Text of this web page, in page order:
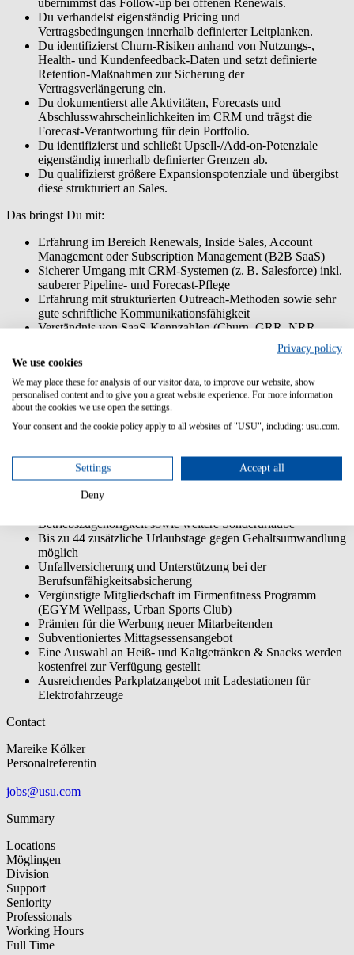
übernimmst das Follow-up bei offenen Renewals.
Du verhandelst eigenständig Pricing und
Vertragsbedingungen innerhalb definierter Leitplanken.
Du identifizierst Churn-Risiken anhand von Nutzungs-,
Health- und Kundenfeedback-Daten und setzt definierte
Retention-Maßnahmen zur Sicherung der
Vertragsverlängerung ein.
Du dokumentierst alle Aktivitäten, Forecasts und
Abschlusswahrscheinlichkeiten im CRM und trägst die
Forecast-Verantwortung für dein Portfolio.
Du identifizierst und schließt Upsell-/Add-on-Potenziale
eigenständig innerhalb definierter Grenzen ab.
Du qualifizierst größere Expansionspotenziale und übergibst
diese strukturiert an Sales.
Das bringst Du mit:
Erfahrung im Bereich Renewals, Inside Sales, Account
Management oder Subscription Management (B2B SaaS)
Sicherer Umgang mit CRM-Systemen (z. B. Salesforce) inkl.
sauberer Pipeline- und Forecast-Pflege
Erfahrung mit strukturierten Outreach-Methoden sowie sehr
gute schriftliche Kommunikationsfähigkeit
Verständnis von SaaS-Kennzahlen (Churn, GRR, NRR,
ARR) sowie Erfahrung mit Usage-/Health-Daten
Strukturierte, eigenverantwortliche Arbeitsweise sowie
verhandlungssichere Deutsch- und Englischkenntnisse
Unsere Benefits:
Individuelle Weiterbildung im Weiterbildungsprogramm U
Buddyprogramm und individueller Einarbeitungsplan für
neue Mitarbeitende sowie eine Einführungsveranstaltung
Flexible Arbeitszeiten und hybrides Arbeiten möglich
Workation im EU Ausland
Betriebszugehörigkeit sowie weitere Sonderurlaube
Bis zu 44 zusätzliche Urlaubstage gegen Gehaltsumwandlung
möglich
Unfallversicherung und Unterstützung bei der
Berufsunfähigkeitsabsicherung
Vergünstigte Mitgliedschaft im Firmenfitness Programm
(EGYM Wellpass, Urban Sports Club)
Prämien für die Werbung neuer Mitarbeitenden
Subventioniertes Mittagsessensangebot
Eine Auswahl an Heiß- und Kaltgetränken & Snacks werden
kostenfrei zur Verfügung gestellt
Ausreichendes Parkplatzangebot mit Ladestationen für
Elektrofahrzeuge
Contact
Mareike Kölker
Personalreferentin
jobs@usu.com
Summary
Locations
Möglingen
Division
Support
Seniority
Professionals
Working Hours
Full Time
Privacy policy
We use cookies
We may place these for analysis of our visitor data, to improve our website, show
personalised content and to give you a great website experience. For more information
about the cookies we use open the settings.
Your consent and the cookie policy apply to all websites of "USU", including: usu.com.
Settings Accept all
Deny